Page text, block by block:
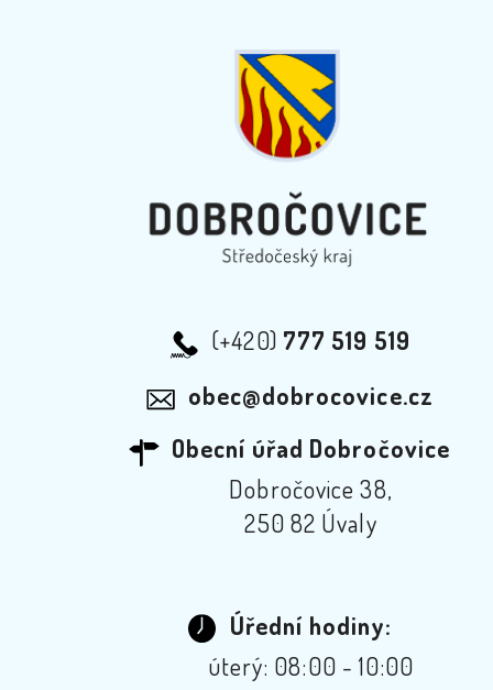
(+420) 777 519 519
obec@dobrocovice.cz
Obecní úřad Dobročovice
Dobročovice 38,
250 82 Úvaly
Úřední hodiny:
úterý: 08:00 - 10:00